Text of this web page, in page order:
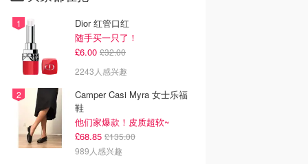
Dior 红管口红
随手买一只了！
£6.00 £32.00
2243人感兴趣
Camper Casi Myra 女士乐福
鞋
他们家爆款！皮质超软~
£68.85 £135.00
989人感兴趣